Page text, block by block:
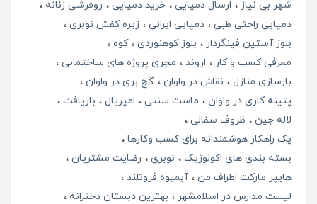
شهر بی نیاز ارسال دمپایی خرید دمپایی
روفرشی زنانه
دمپایی راحتی طبی
دمپایی ایرانی
زیره کفش نوبری
بلوز آستین فینگردار
بلوز کوهنوردی
کوه
معرفی کسب و کار
اروند
مجری پروژه های ساختمانی
بازسازی منازل
نقاش در واوان
گچ بری در واوان
پتینه کاری در واوان
ماست سنتی امپریال
بازیافت
لاله جین
ظروف سفالی
یک راهکار هوشمندانه برای کسب وکارها
بسته بندی های اکولوژیک
نوبری
رضایت مشتریان
هایپر مارکت اطراف من
آبمیوه فروتلند
لیست مدارس در اسلامشهر
بهترین دبستان دخترانه